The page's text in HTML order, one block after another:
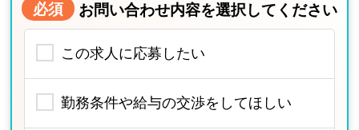
必須 お問い合わせ内容を選択してください
この求人に応募したい
勤務条件や給与の交渉をしてほしい